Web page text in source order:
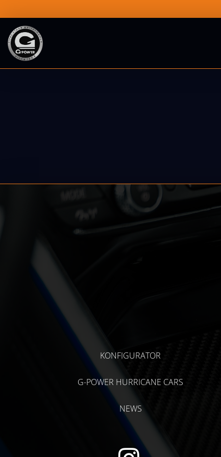
KONFIGURATOR
G-POWER HURRICANE CARS
NEWS